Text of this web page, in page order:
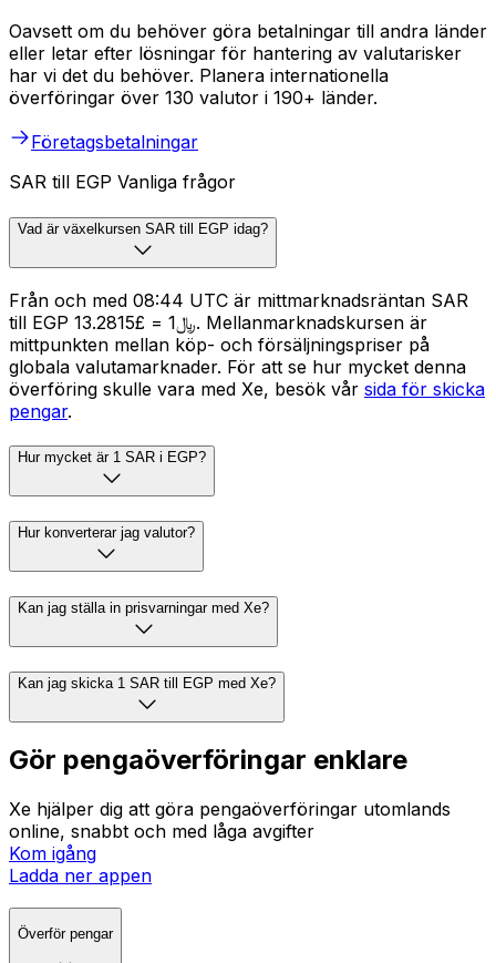
Oavsett om du behöver göra betalningar till andra länder
eller letar efter lösningar för hantering av valutarisker
har vi det du behöver. Planera internationella
överföringar över 130 valutor i 190+ länder.
Företagsbetalningar
SAR till EGP Vanliga frågor
Vad är växelkursen SAR till EGP idag?
Från och med 08:44 UTC är mittmarknadsräntan SAR
till EGP ﷼1 = £13.2815. Mellanmarknadskursen är
mittpunkten mellan köp- och försäljningspriser på
globala valutamarknader. För att se hur mycket denna
överföring skulle vara med Xe, besök vår sida för skicka
pengar.
Hur mycket är 1 SAR i EGP?
Hur konverterar jag valutor?
Kan jag ställa in prisvarningar med Xe?
Kan jag skicka 1 SAR till EGP med Xe?
Gör pengaöverföringar enklare
Xe hjälper dig att göra pengaöverföringar utomlands
online, snabbt och med låga avgifter
Kom igång
Ladda ner appen
Överför pengar